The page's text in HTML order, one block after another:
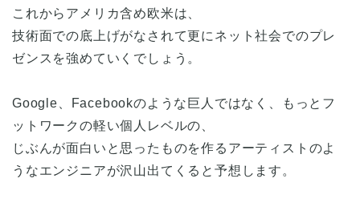
これからアメリカ含め欧米は、
技術面での底上げがなされて更にネット社会でのプレ
ゼンスを強めていくでしょう。
Google、Facebookのような巨人ではなく、もっとフ
ットワークの軽い個人レベルの、
じぶんが面白いと思ったものを作るアーティストのよ
うなエンジニアが沢山出てくると予想します。